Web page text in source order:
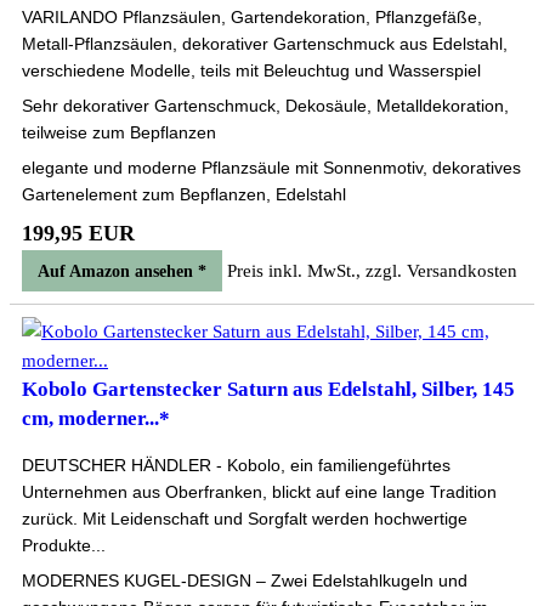
VARILANDO Pflanzsäulen, Gartendekoration, Pflanzgefäße,
Metall-Pflanzsäulen, dekorativer Gartenschmuck aus Edelstahl,
verschiedene Modelle, teils mit Beleuchtug und Wasserspiel
Sehr dekorativer Gartenschmuck, Dekosäule, Metalldekoration,
teilweise zum Bepflanzen
elegante und moderne Pflanzsäule mit Sonnenmotiv, dekoratives
Gartenelement zum Bepflanzen, Edelstahl
199,95 EUR
Auf Amazon ansehen * Preis inkl. MwSt., zzgl. Versandkosten
Kobolo Gartenstecker Saturn aus Edelstahl, Silber, 145
cm, moderner...*
DEUTSCHER HÄNDLER - Kobolo, ein familiengeführtes
Unternehmen aus Oberfranken, blickt auf eine lange Tradition
zurück. Mit Leidenschaft und Sorgfalt werden hochwertige
Produkte...
MODERNES KUGEL-DESIGN – Zwei Edelstahlkugeln und